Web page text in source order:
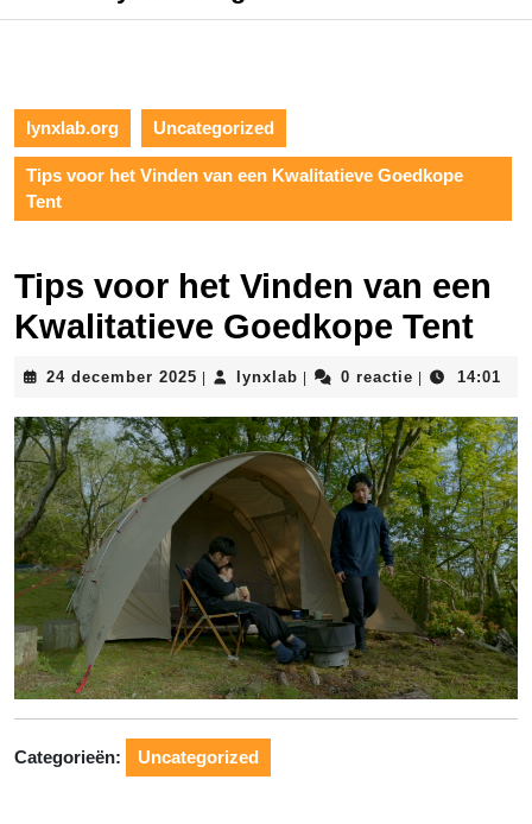
lynxlab.org Uncategorized
Tips voor het Vinden van een Kwalitatieve Goedkope
Tent
Tips voor het Vinden van een
Kwalitatieve Goedkope Tent
24 december 2025 24
2025
lynxlab lynxlab0 reactie 14:01
Categorieën: Uncategorized